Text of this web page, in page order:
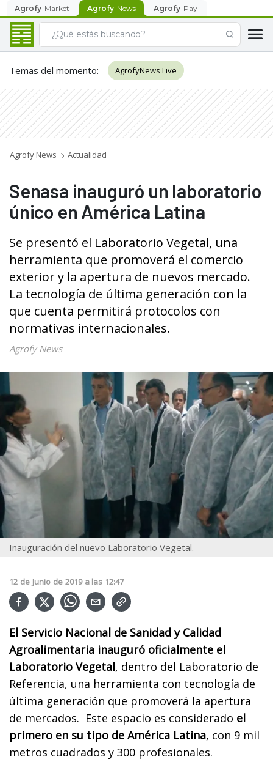
Agrofy Market Agrofy News Agrofy Pay
Temas del momento: AgrofyNews Live
Agrofy News Actualidad
Senasa inauguró un laboratorio
único en América Latina
Se presentó el Laboratorio Vegetal, una
herramienta que promoverá el comercio
exterior y la apertura de nuevos mercado.
La tecnología de última generación con la
que cuenta permitirá protocolos con
normativas internacionales.
Agrofy News
Inauguración del nuevo Laboratorio Vegetal.
12 de Junio de 2019 a las 12:47
El Servicio Nacional de Sanidad y Calidad
Agroalimentaria inauguró oficialmente el
Laboratorio Vegetal, dentro del Laboratorio de
Referencia, una herramienta con tecnología de
última generación que promoverá la apertura
de mercados. Este espacio es considerado el
primero en su tipo de América Latina, con 9 mil
metros cuadrados y 300 profesionales.